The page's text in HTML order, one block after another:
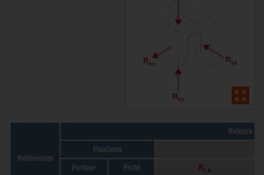
Références
Valeurs
Fixations
Porteur
Porté R1.k